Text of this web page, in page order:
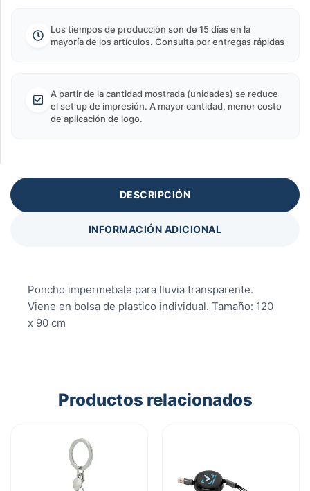
Los tiempos de producción son de 15 días en la
mayoría de los artículos. Consulta por entregas rápidas
A partir de la cantidad mostrada (unidades) se reduce
el set up de impresión. A mayor cantidad, menor costo
de aplicación de logo.
DESCRIPCIÓN
INFORMACIÓN ADICIONAL
Poncho impermebale para lluvia transparente.
Viene en bolsa de plastico individual. Tamaño: 120
x 90 cm
Productos relacionados